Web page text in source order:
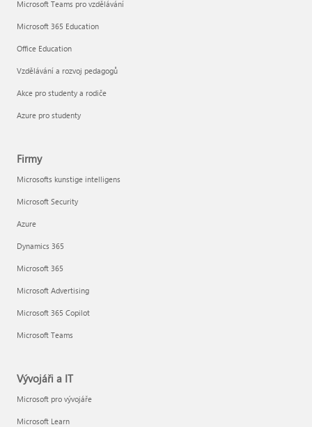
Microsoft Teams pro vzdělávání
Microsoft 365 Education
Office Education
Vzdělávání a rozvoj pedagogů
Akce pro studenty a rodiče
Azure pro studenty
Firmy
Microsofts kunstige intelligens
Microsoft Security
Azure
Dynamics 365
Microsoft 365
Microsoft Advertising
Microsoft 365 Copilot
Microsoft Teams
Vývojáři a IT
Microsoft pro vývojáře
Microsoft Learn